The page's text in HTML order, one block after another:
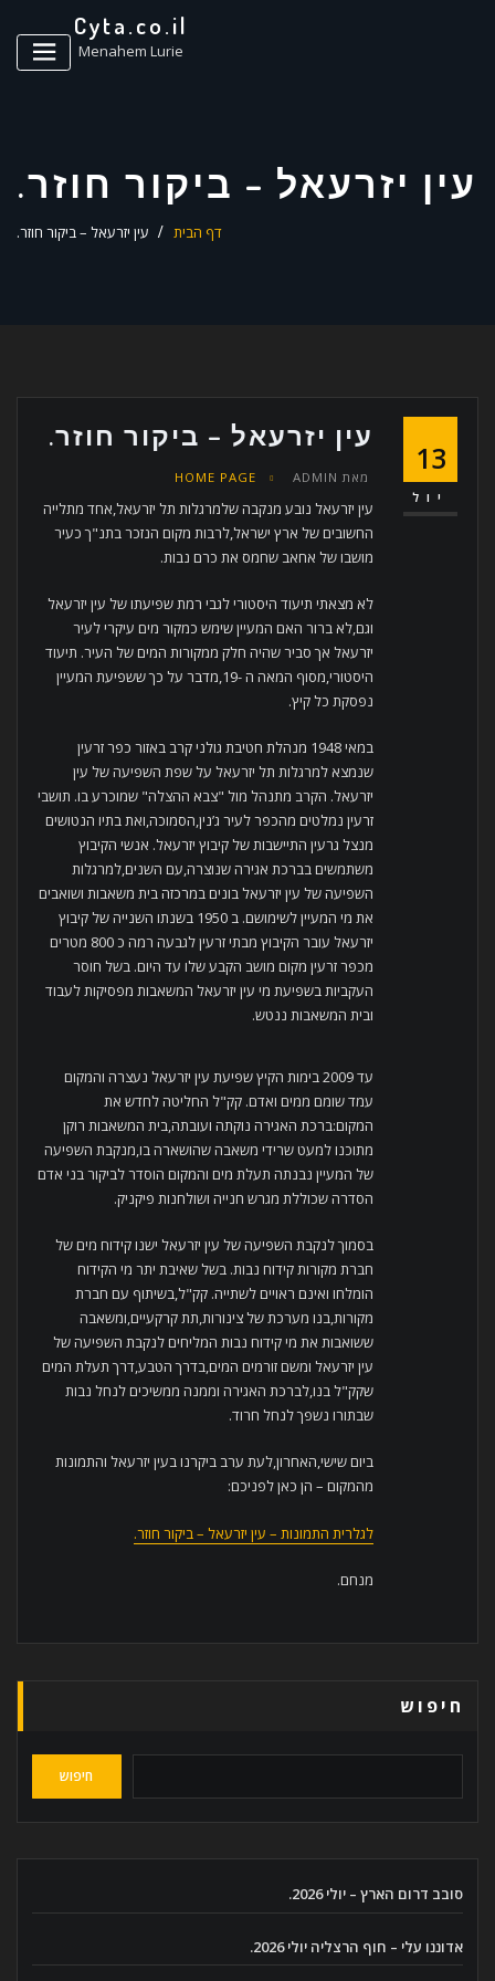
Cyta.co.il
Menahem Lurie
עין יזרעאל – ביקור חוזר.
דף הבית עין יזרעאל – ביקור חוזר.
13
יול
עין יזרעאל – ביקור חוזר.
מאת ADMIN
HOME PAGE
עין יזרעאל נובע מנקבה שלמרגלות תל יזרעאל,אחד מתלייה
החשובים של ארץ ישראל,לרבות מקום הנזכר בתנ"ך כעיר
מושבו של אחאב שחמס את כרם נבות.
לא מצאתי תיעוד היסטורי לגבי רמת שפיעתו של עין יזרעאל
וגם,לא ברור האם המעיין שימש כמקור מים עיקרי לעיר
יזרעאל אך סביר שהיה חלק ממקורות המים של העיר. תיעוד
היסטורי,מסוף המאה ה -19,מדבר על כך ששפיעת המעיין
נפסקת כל קיץ.
במאי 1948 מנהלת חטיבת גולני קרב באזור כפר זרעין
שנמצא למרגלות תל יזרעאל על שפת השפיעה של עין
יזרעאל. הקרב מתנהל מול "צבא ההצלה" שמוכרע בו. תושבי
זרעין נמלטים מהכפר לעיר ג’נין,הסמוכה,ואת בתיו הנטושים
מנצל גרעין התיישבות של קיבוץ יזרעאל. אנשי הקיבוץ
משתמשים בברכת אגירה שנוצרה,עם השנים,למרגלות
השפיעה של עין יזרעאל בונים במרכזה בית משאבות ושואבים
את מי המעיין לשימושם. ב 1950 בשנתו השנייה של קיבוץ
יזרעאל עובר הקיבוץ מבתי זרעין לגבעה רמה כ 800 מטרים
מכפר זרעין מקום מושב הקבע שלו עד היום. בשל חוסר
העקביות בשפיעת מי עין יזרעאל המשאבות מפסיקות לעבוד
ובית המשאבות ננטש.
עד 2009 בימות הקיץ שפיעת עין יזרעאל נעצרה והמקום
עמד שומם ממים ואדם. קק"ל החליטה לחדש את
המקום:ברכת האגירה נוקתה ועובתה,בית המשאבות רוקן
מתוכנו למעט שרידי משאבה שהושארה בו,מנקבת השפיעה
של המעיין נבנתה תעלת מים והמקום הוסדר לביקור בני אדם
הסדרה שכוללת מגרש חנייה ושולחנות פיקניק.
בסמוך לנקבת השפיעה של עין יזרעאל ישנו קידוח מים של
חברת מקורות קידוח נבות. בשל שאיבת יתר מי הקידוח
הומלחו ואינם ראויים לשתייה. קק"ל,בשיתוף עם חברת
מקורות,בנו מערכת של צינורות,תת קרקעיים,ומשאבה
ששואבות את מי קידוח נבות המליחים לנקבת השפיעה של
עין יזרעאל ומשם זורמים המים,בדרך הטבע,דרך תעלת המים
שקק"ל בנו,לברכת האגירה וממנה ממשיכים לנחל נבות
שבתורו נשפך לנחל חרוד.
ביום שישי,האחרון,לעת ערב ביקרנו בעין יזרעאל והתמונות
מהמקום – הן כאן לפניכם:
לגלרית התמונות – עין יזרעאל – ביקור חוזר.
מנחם.
חיפוש
חיפוש
סובב דרום הארץ – יולי 2026.
אדוננו עלי – חוף הרצליה יולי 2026.